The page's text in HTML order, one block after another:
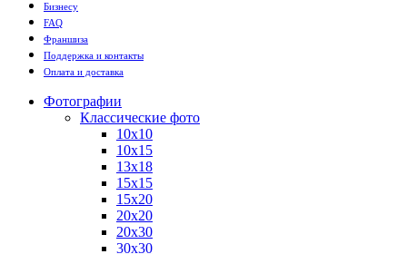
Бизнесу
FAQ
Франшиза
Поддержка и контакты
Оплата и доставка
Фотографии
Классические фото
10х10
10х15
13х18
15х15
15х20
20х20
20х30
30х30